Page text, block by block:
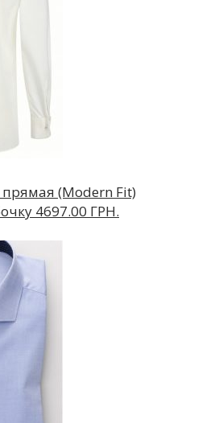
(Modern Fit)
4697.00 ГРН.